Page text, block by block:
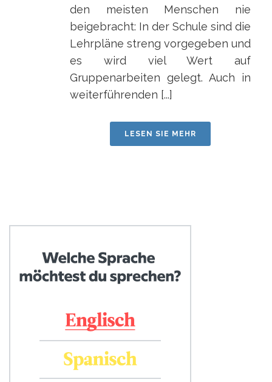
den meisten Menschen nie
beigebracht: In der Schule sind die
Lehrpläne streng vorgegeben und
es wird viel Wert auf
Gruppenarbeiten gelegt. Auch in
weiterführenden [...]
LESEN SIE MEHR